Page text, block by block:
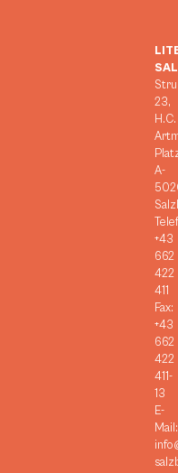
23,
H.C.
A-
+43
662
422
411
Fax:
+43
662
422
411-
13
E-
Mail: